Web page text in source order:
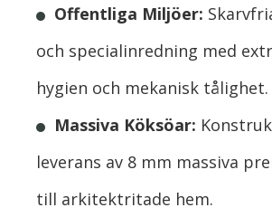
Offentliga Miljöer:
och specialinredning med
hygien och mekanisk tålighet.
Massiva Köksöar:
leverans av 8 mm massiva
till arkitektritade hem.